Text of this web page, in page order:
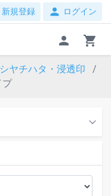
新規登録 person ログイン
person shopping_cart
シヤチハタ・浸透印
プ